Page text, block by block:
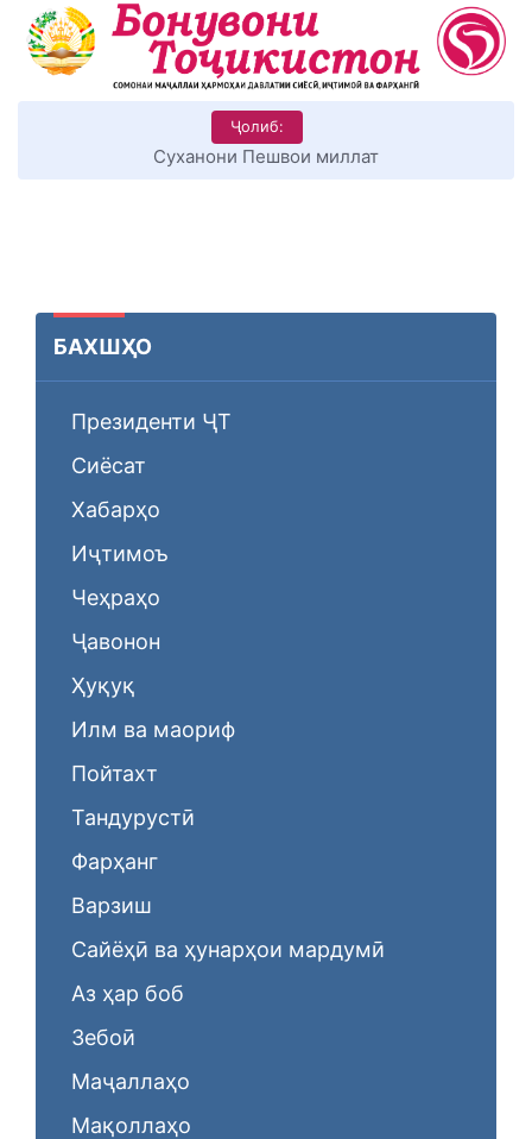
Ҷолиб:
КИТОБХОНИРО ДАР ХУД ТАШАККУЛ ДИҲЕМ
БАХШҲО
Президенти ҶТ
Сиёсат
Хабарҳо
Иҷтимоъ
Чеҳраҳо
Ҷавонон
Ҳуқуқ
Илм ва маориф
Пойтахт
Тандурустӣ
Фарҳанг
Варзиш
Сайёҳӣ ва ҳунарҳои мардумӣ
Аз ҳар боб
Зебоӣ
Маҷаллаҳо
Мақоллаҳо